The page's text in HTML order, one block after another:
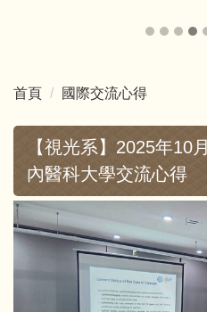
首頁 國際交流心得
【視光系】2025年10
內醫科大學交流心得